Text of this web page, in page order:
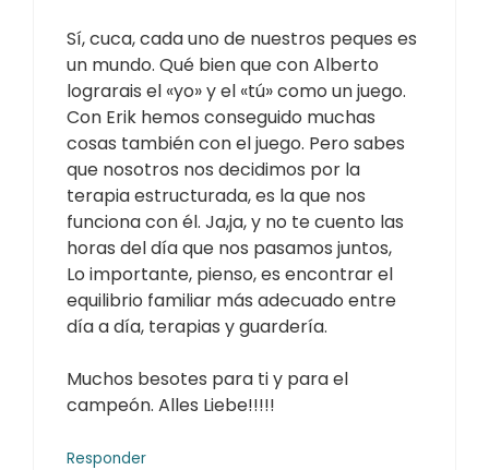
Sí, cuca, cada uno de nuestros peques es
un mundo. Qué bien que con Alberto
lograrais el «yo» y el «tú» como un juego.
Con Erik hemos conseguido muchas
cosas también con el juego. Pero sabes
que nosotros nos decidimos por la
terapia estructurada, es la que nos
funciona con él. Ja,ja, y no te cuento las
horas del día que nos pasamos juntos,
Lo importante, pienso, es encontrar el
equilibrio familiar más adecuado entre
día a día, terapias y guardería.
Muchos besotes para ti y para el
campeón. Alles Liebe!!!!!
Responder